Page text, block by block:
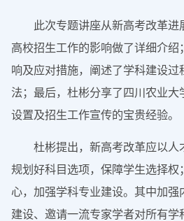
此次专题讲座从新高考改革
高校招生工作的影响做了详细介
响及应对措施，阐述了学科建设
法；最后，杜彬分享了四川农业大
设置及招生工作宣传的宝贵经验。
杜彬提出，新高考改革应以人
规划好科目选项，保障学生选择权
心，加强学科专业建设。其中加强
建设、邀请一流专家学者对所有学